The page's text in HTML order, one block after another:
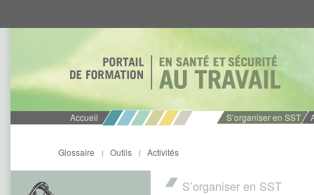
au
au
Accueil S’organiser en SST
Activités
Outils |
Glossaire |
S’organiser en SST